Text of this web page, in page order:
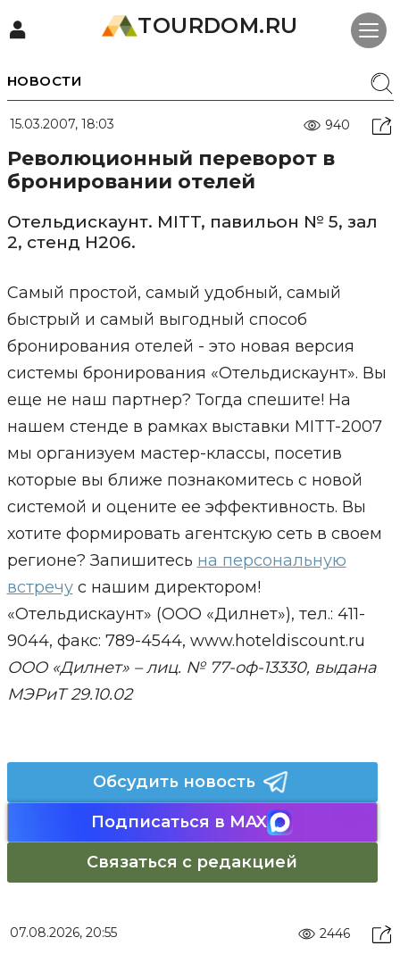
TOURDOM.RU
НОВОСТИ
15.03.2007, 18:03 940
Революционный переворот в
бронировании отелей
Отельдискаунт. MITT, павильон № 5, зал
2, стенд H206.
Самый простой, самый удобный, самый
быстрый и самый выгодный способ
бронирования отелей - это новая версия
системы бронирования «Отельдискаунт». Вы
еще не наш партнер? Тогда спешите! На
нашем стенде в рамках выставки MITT-2007
мы организуем мастер-классы, посетив
которые вы ближе познакомитесь с новой
системой и оцените ее эффективность. Вы
хотите формировать агентскую сеть в своем
регионе? Запишитесь на персональную
встречус нашим директором!
«Отельдискаунт» (ООО «Дилнет»), тел.: 411-
9044, факс: 789-4544, www.hoteldiscount.ru
ООО «Дилнет» – лиц. № 77-оф-13330, выдана
МЭРиТ 29.10.02
Обсудить новость
Подписаться в MAX
Связаться с редакцией
07.08.2026, 20:55 2446